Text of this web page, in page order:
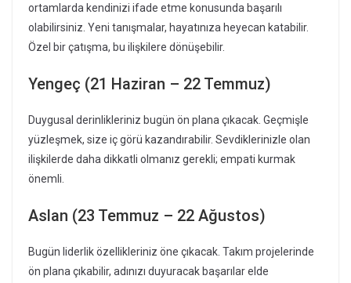
ortamlarda kendinizi ifade etme konusunda başarılı
olabilirsiniz. Yeni tanışmalar, hayatınıza heyecan katabilir.
Özel bir çatışma, bu ilişkilere dönüşebilir.
Yengeç (21 Haziran – 22 Temmuz)
Duygusal derinlikleriniz bugün ön plana çıkacak. Geçmişle
yüzleşmek, size iç görü kazandırabilir. Sevdiklerinizle olan
ilişkilerde daha dikkatli olmanız gerekli; empati kurmak
önemli.
Aslan (23 Temmuz – 22 Ağustos)
Bugün liderlik özellikleriniz öne çıkacak. Takım projelerinde
ön plana çıkabilir, adınızı duyuracak başarılar elde